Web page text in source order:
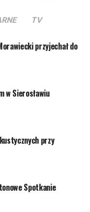
TV
przyjechał do
w Sierosławiu
przy
Spotkanie